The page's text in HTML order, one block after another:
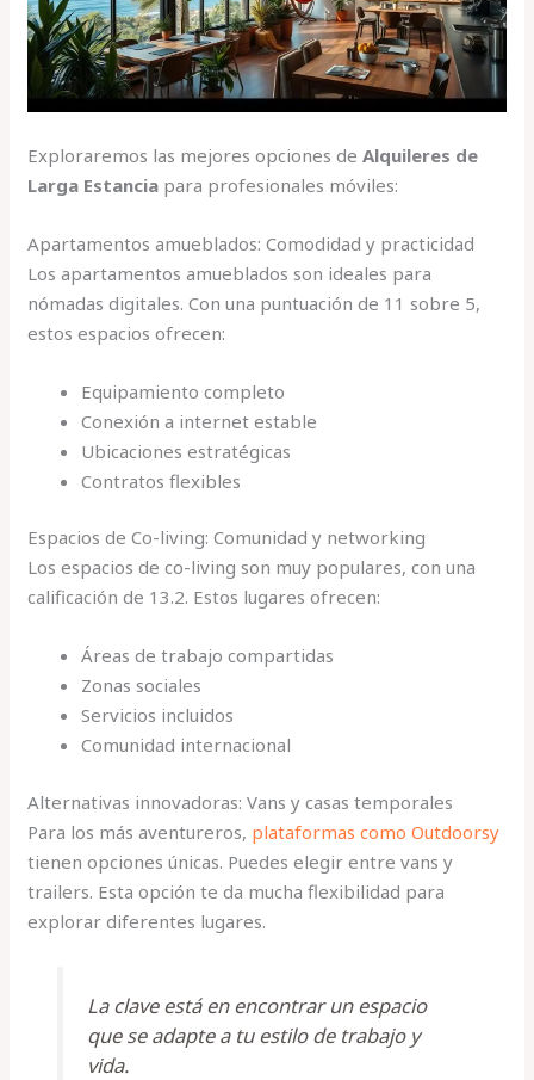
Exploraremos las mejores opciones deAlquileres de
Larga Estancia para profesionales móviles:
Apartamentos amueblados: Comodidad y practicidad
Los apartamentos amueblados son ideales para
nómadas digitales. Con una puntuación de 11 sobre 5,
estos espacios ofrecen:
Equipamiento completo
Conexión a internet estable
Ubicaciones estratégicas
Contratos flexibles
Espacios de Co-living: Comunidad y networking
Los espacios de co-living son muy populares, con una
calificación de 13.2. Estos lugares ofrecen:
Áreas de trabajo compartidas
Zonas sociales
Servicios incluidos
Comunidad internacional
Alternativas innovadoras: Vans y casas temporales
Para los más aventureros, plataformas como Outdoorsy
tienen opciones únicas. Puedes elegir entre vans y
trailers. Esta opción te da mucha flexibilidad para
explorar diferentes lugares.
La clave está en encontrar un espacio
que se adapte a tu estilo de trabajo y
vida.